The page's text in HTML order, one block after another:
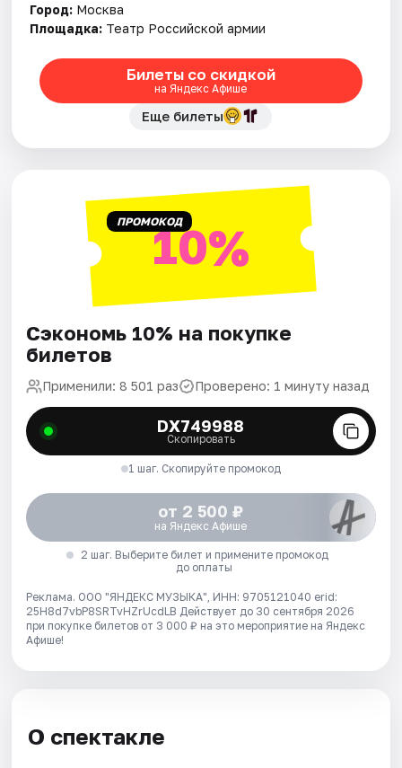
Город: Москва
Площадка: Театр Российской армии
Билеты со скидкой
на Яндекс Афише
Еще билеты
ПРОМОКОД10%
Сэкономь 10% на покупке
билетов
Применили: 8 501 раз Проверено: 1 минуту назад
DX749988
Скопировать
1 шаг. Скопируйте промокод
от 2 500 ₽
на Яндекс Афише
2 шаг. Выберите билет и примените промокод
до оплаты
Реклама. ООО "ЯНДЕКС МУЗЫКА", ИНН: 9705121040 erid:
25H8d7vbP8SRTvHZrUcdLB Действует до 30 сентября 2026
при покупке билетов от 3 000 ₽ на это мероприятие на Яндекс
Афише!
О спектакле